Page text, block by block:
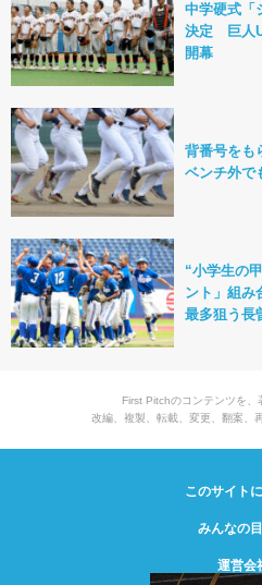
中学硬式「
決定 巨人
開幕
背番号をも
ベンチ外で
“小学生の
ント」組
最多狙う長
First Pitchのコンテンツを、
改編、複製、転載、変更、翻案、
このサイト
みんなの
運営会